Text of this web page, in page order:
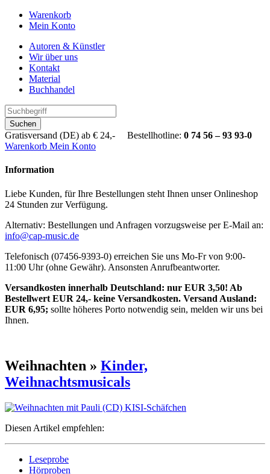
Warenkorb
Mein Konto
Autoren & Künstler
Wir über uns
Kontakt
Material
Buchhandel
Suchen
Gratisversand (DE) ab € 24,- Bestellhotline: 0 74 56 – 93 93-0
Warenkorb Mein Konto
Information
Liebe Kunden, für Ihre Bestellungen steht Ihnen unser Onlineshop
24 Stunden zur Verfügung.
Alternativ: Bestellungen und Anfragen vorzugsweise per E-Mail an:
info@cap-music.de
Telefonisch (07456-9393-0) erreichen Sie uns Mo-Fr von 9:00-
11:00 Uhr (ohne Gewähr). Ansonsten Anrufbeantworter.
Versandkosten innerhalb Deutschland: nur EUR 3,50! Ab
Bestellwert EUR 24,- keine Versandkosten. Versand Ausland:
EUR 6,95; sollte höheres Porto notwendig sein, melden wir uns bei
Ihnen.
Weihnachten » Kinder,
Weihnachtsmusicals
Diesen Artikel empfehlen:
Leseprobe
Hörproben